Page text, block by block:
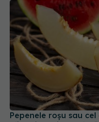
Pepenele roșu sau